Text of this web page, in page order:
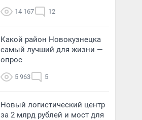
14 167 12
Какой район Новокузнецка
самый лучший для жизни —
опрос
5 963 5
Новый логистический центр
за 2 млрд рублей и мост для